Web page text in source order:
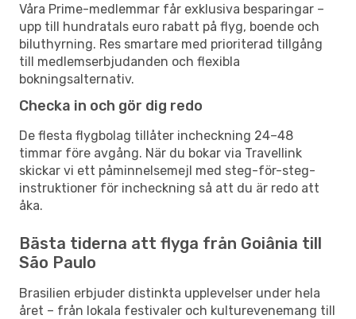
Våra Prime-medlemmar får exklusiva besparingar –
upp till hundratals euro rabatt på flyg, boende och
biluthyrning. Res smartare med prioriterad tillgång
till medlemserbjudanden och flexibla
bokningsalternativ.
Checka in och gör dig redo
De flesta flygbolag tillåter incheckning 24–48
timmar före avgång. När du bokar via Travellink
skickar vi ett påminnelsemejl med steg-för-steg-
instruktioner för incheckning så att du är redo att
åka.
Bästa tiderna att flyga från Goiânia till
São Paulo
Brasilien erbjuder distinkta upplevelser under hela
året – från lokala festivaler och kulturevenemang till